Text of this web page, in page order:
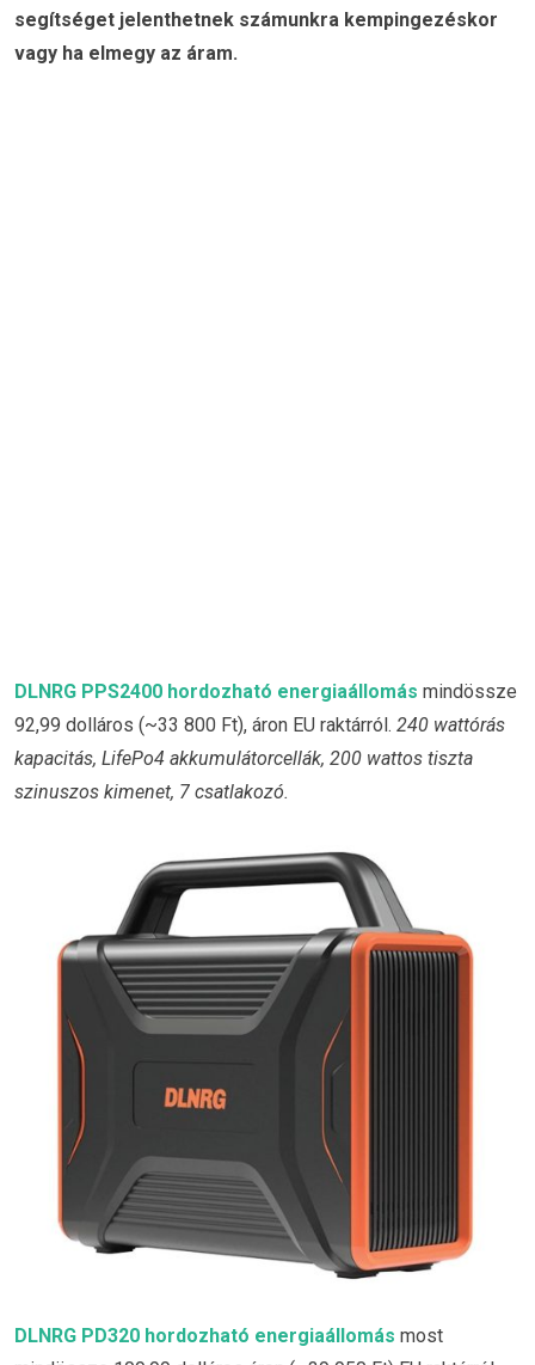
segítséget jelenthetnek számunkra kempingezéskor
vagy ha elmegy az áram.
DLNRG PPS2400 hordozható energiaállomás mindössze
92,99 dolláros (~33 800 Ft), áron EU raktárról. 240 wattórás
kapacitás, LifePo4 akkumulátorcellák, 200 wattos tiszta
szinuszos kimenet, 7 csatlakozó.
DLNRG PD320 hordozható energiaállomás most